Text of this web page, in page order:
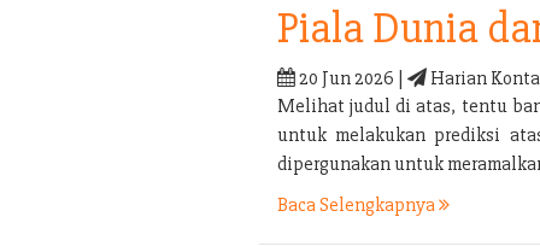
Piala Dunia
20 Jun 2026 |
Harian
Melihat judul di atas, tentu
untuk melakukan prediksi
dipergunakan untuk
Baca Selengkapnya